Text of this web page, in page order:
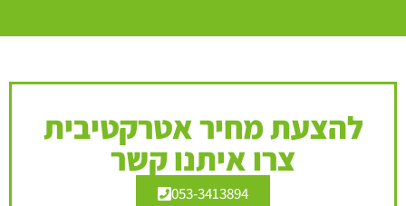
להצעת מחיר אטרקטיבית
צרו איתנו קשר
053-3413894